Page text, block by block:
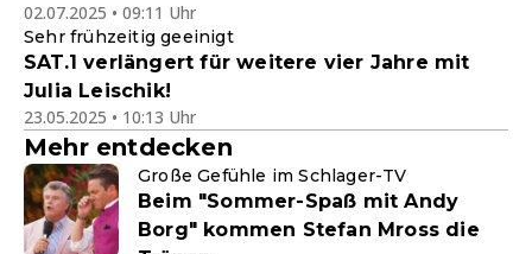
02.07.2025 • 09:11 Uhr
Sehr frühzeitig geeinigt
SAT.1 verlängert für weitere vier Jahre mit
Julia Leischik!
23.05.2025 • 10:13 Uhr
Mehr entdecken
Große Gefühle im Schlager-TV
Beim "Sommer-Spaß mit Andy
Borg" kommen Stefan Mross die